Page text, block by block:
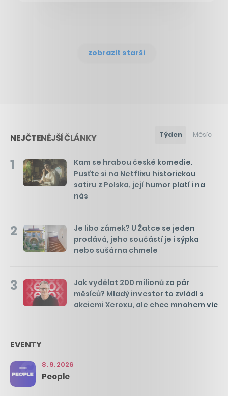
zobrazit starší
NEJČTENĚJŠÍ ČLÁNKY Týden Měsíc
1
Kam se hrabou české komedie.
Pusťte si na Netflixu historickou
satiru z Polska, její humor platí i na
nás
2
Je libo zámek? U Žatce se jeden
prodává, jeho součástí je i sýpka
nebo sušárna chmele
3
Jak vydělat 200 milionů za pár
měsíců? Mladý investor to zvládl s
akciemi Xeroxu, ale chce mnohem víc
EVENTY
8. 9. 2026
People